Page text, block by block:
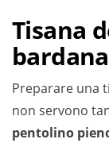
Tisana
Preparare una
non servono
pentolino